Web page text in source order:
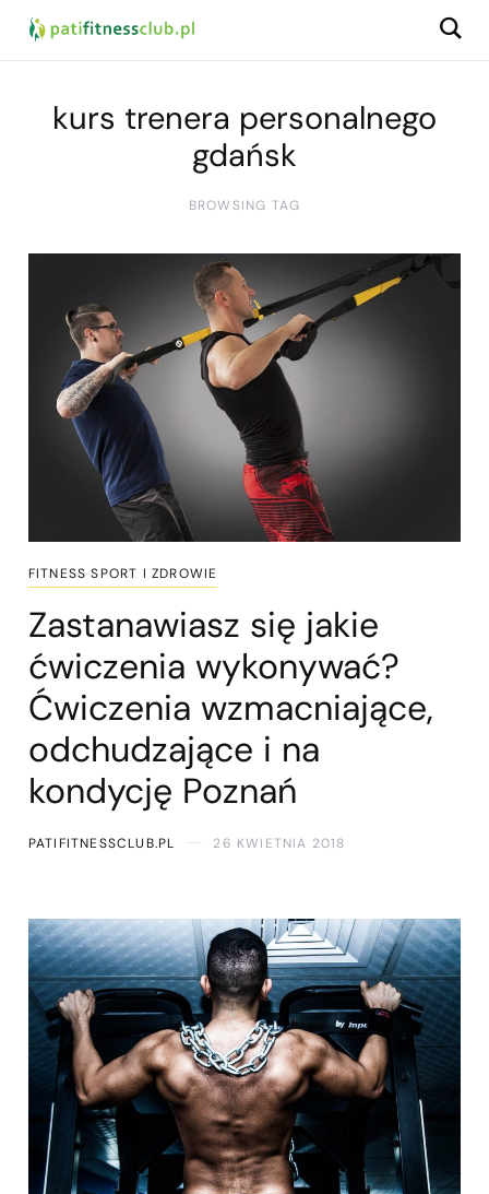
kurs trenera personalnego
gdańsk
BROWSING TAG
FITNESS SPORT I ZDROWIE
Zastanawiasz się jakie
ćwiczenia wykonywać?
Ćwiczenia wzmacniające,
odchudzające i na
kondycję Poznań
PATIFITNESSCLUB.PL 26 KWIETNIA 2018